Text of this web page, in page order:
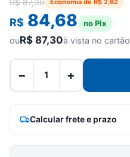
Economia de R$ 2,62
R$ 84,68 no Pix
ouR$ 87,30à vista no cartão
− +
Calcular frete e prazo